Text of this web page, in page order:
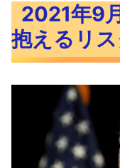
2021年9
抱えるリス